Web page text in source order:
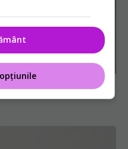
fabricarea
19